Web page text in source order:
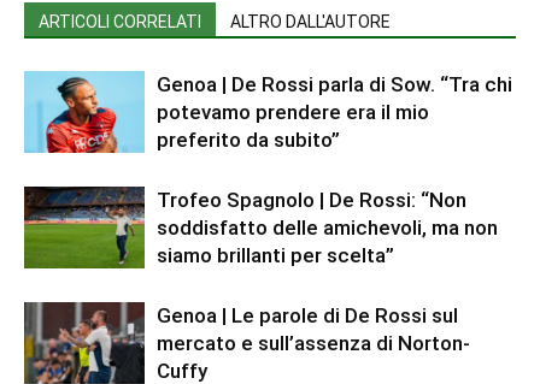
ARTICOLI CORRELATI ALTRO DALL'AUTORE
Genoa | De Rossi parla di Sow. “Tra chi
potevamo prendere era il mio
preferito da subito”
Trofeo Spagnolo | De Rossi: “Non
soddisfatto delle amichevoli, ma non
siamo brillanti per scelta”
Genoa | Le parole di De Rossi sul
mercato e sull’assenza di Norton-
Cuffy